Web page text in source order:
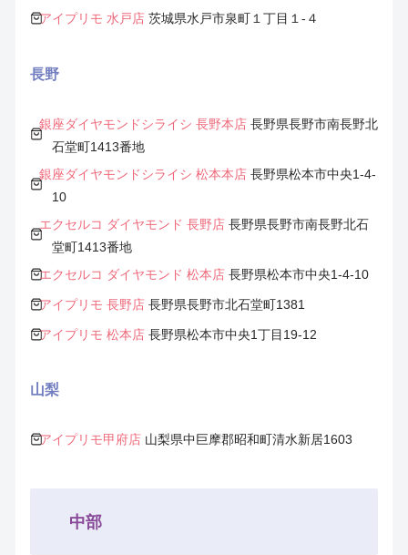
アイプリモ 水戸店 茨城県水戸市泉町１丁目１-４
長野
銀座ダイヤモンドシライシ 長野本店 長野県長野市南長野北
石堂町1413番地
銀座ダイヤモンドシライシ 松本本店 長野県松本市中央1-4-
10
エクセルコ ダイヤモンド 長野店 長野県長野市南長野北石
堂町1413番地
エクセルコ ダイヤモンド 松本店 長野県松本市中央1-4-10
アイプリモ 長野店 長野県長野市北石堂町1381
アイプリモ 松本店 長野県松本市中央1丁目19-12
山梨
アイプリモ甲府店 山梨県中巨摩郡昭和町清水新居1603
中部